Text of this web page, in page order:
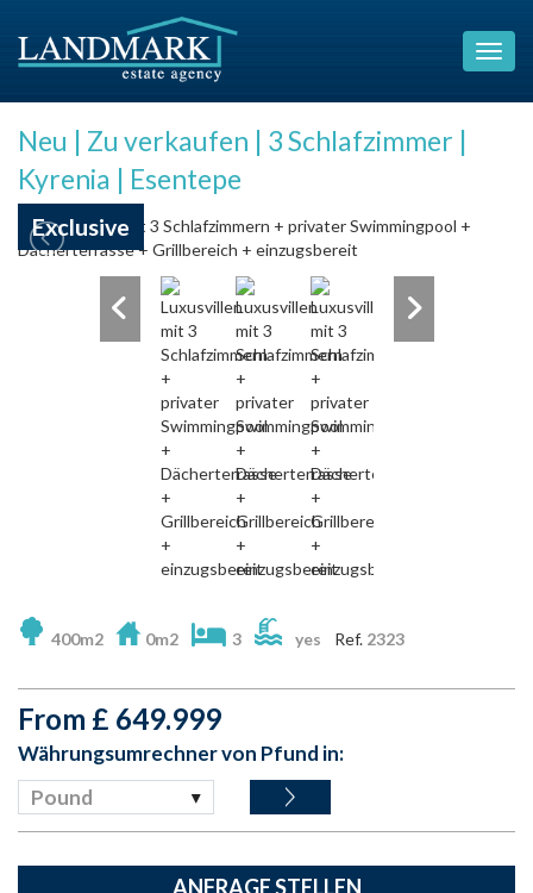
Neu | Zu verkaufen | 3 Schlafzimmer |
Kyrenia | Esentepe
Exclusive
400m2 0m2 3 yes Ref. 2323
From £ 649.999
Währungsumrechner von Pfund in:
Pound
ANFRAGE STELLEN